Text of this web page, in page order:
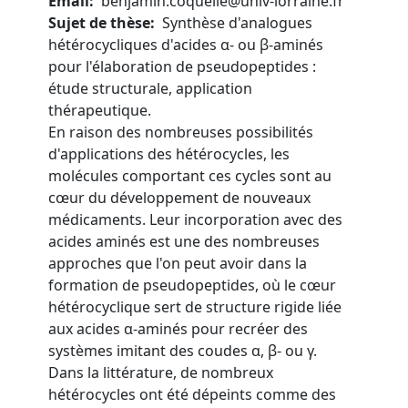
Sujet de thèse
Synthèse d'analogues
hétérocycliques d'acides α- ou β-aminés
pour l'élaboration de pseudopeptides :
étude structurale, application
thérapeutique.
En raison des nombreuses possibilités
d'applications des hétérocycles, les
molécules comportant ces cycles sont au
cœur du développement de nouveaux
médicaments. Leur incorporation avec des
acides aminés est une des nombreuses
approches que l'on peut avoir dans la
formation de pseudopeptides, où le cœur
hétérocyclique sert de structure rigide liée
aux acides α-aminés pour recréer des
systèmes imitant des coudes α, β- ou γ.
Dans la littérature, de nombreux
hétérocycles ont été dépeints comme des